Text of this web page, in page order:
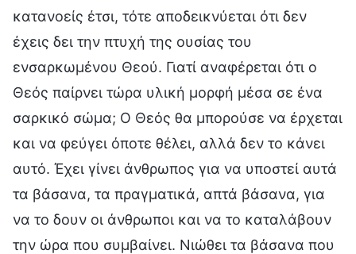
κατανοείς έτσι, τότε αποδεικνύεται ότι δεν
έχεις δει την πτυχή της ουσίας του
ενσαρκωμένου Θεού. Γιατί αναφέρεται ότι ο
Θεός παίρνει τώρα υλική μορφή μέσα σε ένα
σαρκικό σώμα; Ο Θεός θα μπορούσε να έρχεται
και να φεύγει όποτε θέλει, αλλά δεν το κάνει
αυτό. Έχει γίνει άνθρωπος για να υποστεί αυτά
τα βάσανα, τα πραγματικά, απτά βάσανα, για
να το δουν οι άνθρωποι και να το καταλάβουν
την ώρα που συμβαίνει. Νιώθει τα βάσανα που